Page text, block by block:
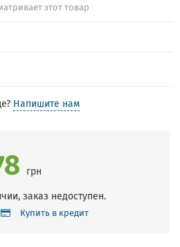
этот товар
Напишите нам
грн
заказ недоступен.
Купить в кредит